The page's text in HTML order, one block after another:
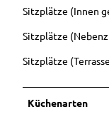
Sitzplätze (Innen
Sitzplätze
Sitzplätze
Küchenarten